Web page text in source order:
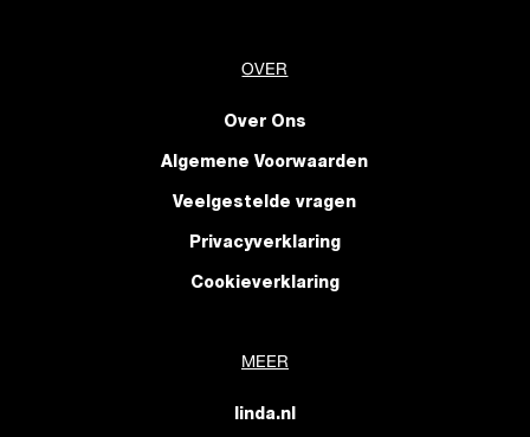
OVER
Over Ons
Algemene Voorwaarden
Veelgestelde vragen
Privacyverklaring
Cookieverklaring
MEER
linda.nl